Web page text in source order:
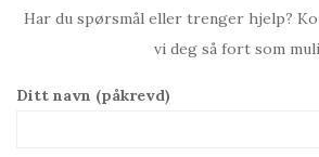
Har du spørsmål eller trenger hjelp?
vi deg så fort som
Ditt navn (påkrevd)